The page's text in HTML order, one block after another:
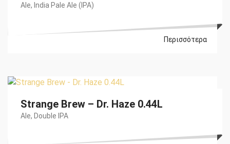
Ale, India Pale Ale (IPA)
Περισσότερα
Strange Brew – Dr. Haze 0.44L
Ale, Double IPA